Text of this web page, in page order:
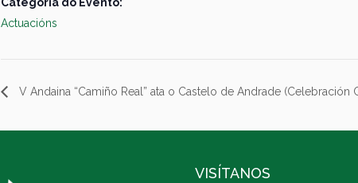
Actuacións
V Andaina “Camiño Real” ata o Castelo de Andrade (Celebración
VISÍTANOS